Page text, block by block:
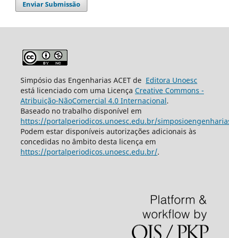
Enviar Submissão
Simpósio das Engenharias ACET de Editora Unoesc
está licenciado com uma Licença Creative Commons -
Atribuição-NãoComercial 4.0 Internacional.
Baseado no trabalho disponível em
https://portalperiodicos.unoesc.edu.br/
Podem estar disponíveis autorizações adicionais às
concedidas no âmbito desta licença em
https://portalperiodicos.unoesc.edu.br/.